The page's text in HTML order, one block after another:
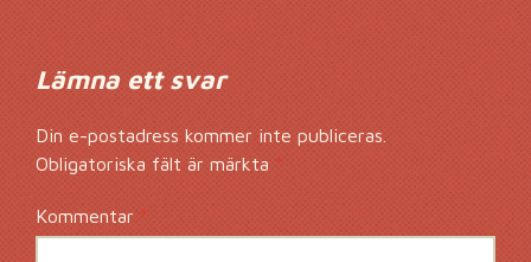
Lämna ett svar
Din e-postadress kommer inte publiceras.
Obligatoriska fält är märkta*
Kommentar*